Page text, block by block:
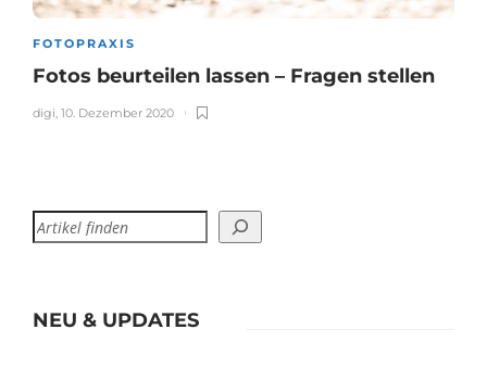
FOTOPRAXIS
Fotos beurteilen lassen – Fragen stellen
digi, 10. Dezember 2020
NEU & UPDATES